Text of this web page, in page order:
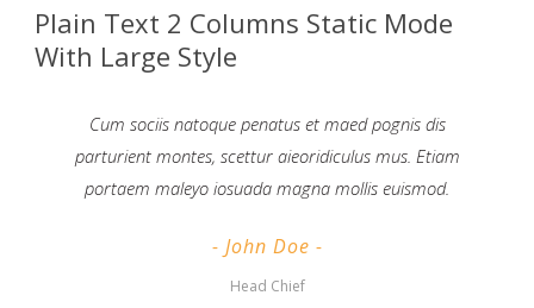
Plain Text 2 Columns Static Mode
With Large Style
Cum sociis natoque penatus et maed pognis dis
parturient montes, scettur aieoridiculus mus. Etiam
portaem maleyo iosuada magna mollis euismod.
John Doe
Head Chief